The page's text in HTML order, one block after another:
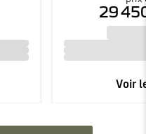
29
Voir